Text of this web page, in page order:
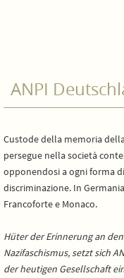
ANPI
Custode della memoria
persegue nella società
opponendosi a ogni forma
discriminazione. In
Francoforte e Monaco.
Hüter der Erinnerung an
Nazifaschismus, setzt sich
der heutigen Gesellschaft